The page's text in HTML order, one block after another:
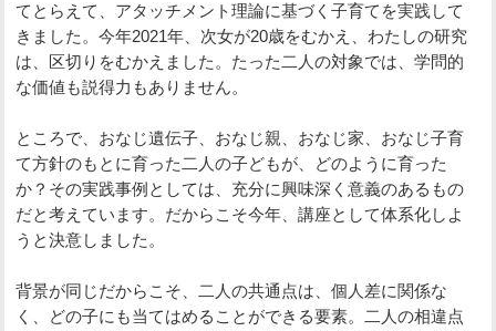
てとらえて、アタッチメント理論に基づく子育てを実践して
きました。今年2021年、次女が20歳をむかえ、わたしの研究
は、区切りをむかえました。たった二人の対象では、学問的
な価値も説得力もありません。
ところで、おなじ遺伝子、おなじ親、おなじ家、おなじ子育
て方針のもとに育った二人の子どもが、どのように育った
か？その実践事例としては、充分に興味深く意義のあるもの
だと考えています。だからこそ今年、講座として体系化しよ
うと決意しました。
背景が同じだからこそ、二人の共通点は、個人差に関係な
く、どの子にも当てはめることができる要素。二人の相違点